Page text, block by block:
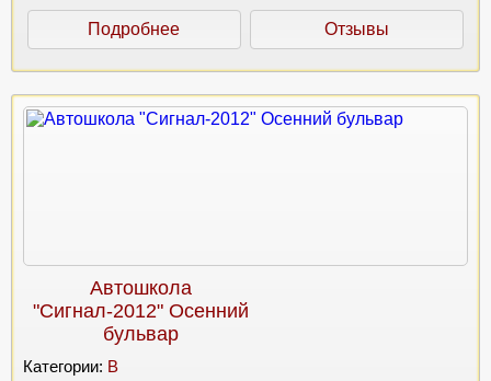
Подробнее Отзывы
Автошкола
"Сигнал-2012" Осенний
бульвар
Категории: B